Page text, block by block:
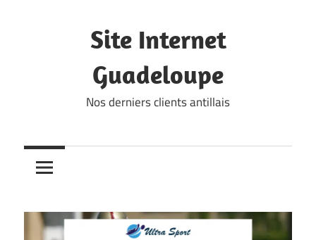
Site Internet
Guadeloupe
Nos derniers clients antillais